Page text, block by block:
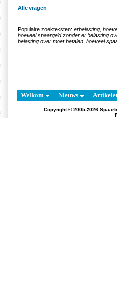
Alle vragen
Populaire zoekteksten: erbelasting
hoeveel spaargeld zonder er belasting
belasting over moet betalen hoeveel
Welkom Nieuws
Copyright © 2005-2026